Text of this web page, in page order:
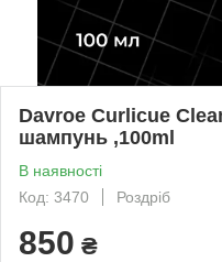
Davroe Curlicue
шампунь ,100ml
В наявності
Код: 3470
Роздріб
850 ₴